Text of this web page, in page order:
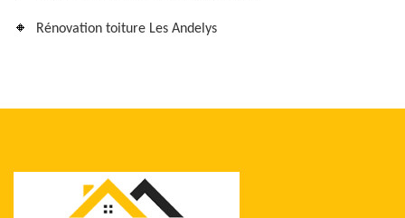
Rénovation toiture Les Andelys